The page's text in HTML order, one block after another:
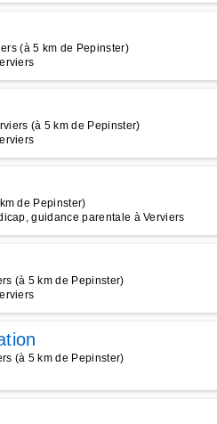
(à 5 km de Pepinster)
(à 5 km de Pepinster)
de Pepinster)
guidance parentale à Verviers
(à 5 km de Pepinster)
(à 5 km de Pepinster)